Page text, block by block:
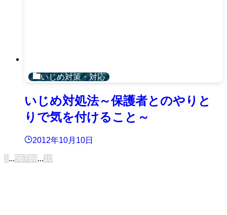
いじめ対策・対応
いじめ対処法～保護者とのやりと
りで気を付けること～
2012年10月10日
1 ...56789...10